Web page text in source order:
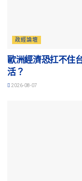
政經論壇
歐洲經濟恐扛不住
活？
2026-08-07